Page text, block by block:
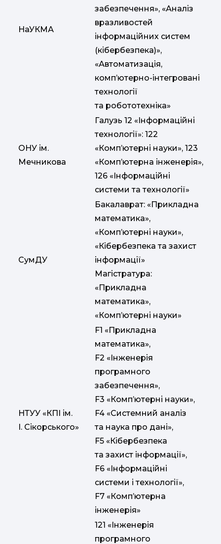
НаУКМА
забезпечення», «Аналіз
вразливостей
інформаційних систем
(кібербезпека)»,
«Автоматизація,
комп’ютерно-інтегровані
технології
та робототехніка»
ОНУ ім.
Мечникова
Галузь 12 «Інформаційні
технології»: 122
«Комп’ютерні науки», 123
«Комп’ютерна інженерія»,
126 «Інформаційні
системи та технології»
СумДУ
Бакалаврат: «Прикладна
математика»,
«Комп’ютерні науки»,
«Кібербезпека та захист
інформації»
Магістратура:
«Прикладна
математика»,
«Комп’ютерні науки»
НТУУ «КПІ ім.
І. Сікорського»
F1 «Прикладна
математика»,
F2 «Інженерія
програмного
забезпечення»,
F3 «Комп’ютерні науки»,
F4 «Системний аналіз
та наука про дані»,
F5 «Кібербезпека
та захист інформації»,
F6 «Інформаційні
системи і технології»,
F7 «Комп’ютерна
інженерія»
121 «Інженерія
програмного